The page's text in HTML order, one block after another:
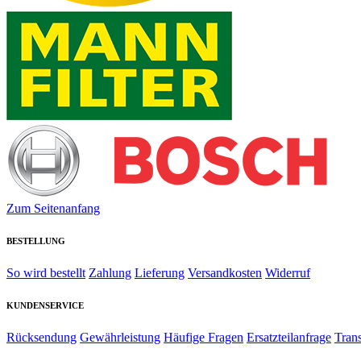
Zum Seitenanfang
BESTELLUNG
So wird bestellt Zahlung Lieferung Versandkosten Widerruf
KUNDENSERVICE
Rücksendung Gewährleistung Häufige Fragen Ersatzteilanfrage